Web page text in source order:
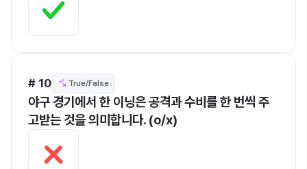
# 10 True/False
야구 경기에서 한 이닝은 공격과 수비를 한 번씩 주
고받는 것을 의미합니다. (o/x)